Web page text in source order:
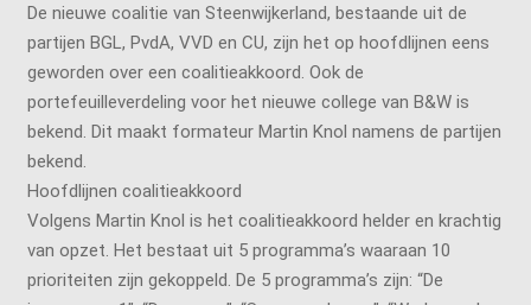
De nieuwe coalitie van Steenwijkerland, bestaande uit de
partijen BGL, PvdA, VVD en CU, zijn het op hoofdlijnen eens
geworden over een coalitieakkoord. Ook de
portefeuilleverdeling voor het nieuwe college van B&W is
bekend. Dit maakt formateur Martin Knol namens de partijen
bekend.
Hoofdlijnen coalitieakkoord
Volgens Martin Knol is het coalitieakkoord helder en krachtig
van opzet. Het bestaat uit 5 programma’s waaraan 10
prioriteiten zijn gekoppeld. De 5 programma’s zijn: “De